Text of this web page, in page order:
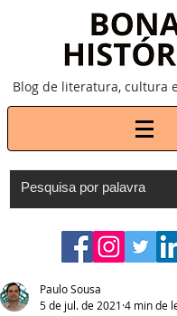
Blog de literatura, cultura
Paulo Sousa
5 de jul. de 2021 4 min de